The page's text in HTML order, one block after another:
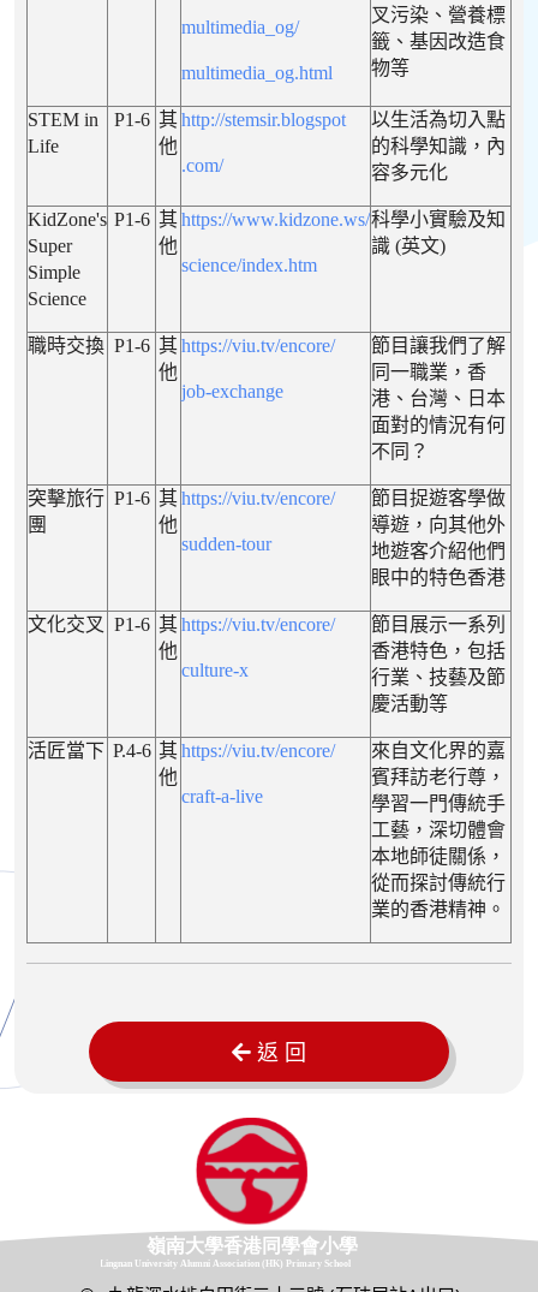
multimedia_og/
multimedia_og.html
叉污染、營養標
籤、基因改造食
物等
STEM in
Life
P1-6 其
他
http://stemsir.blogspot
.com/
以生活為切入點
的科學知識，內
容多元化
KidZone's
Super
Simple
Science
P1-6 其
他
https://www.kidzone.ws/
science/index.htm
科學小實驗及知
識 (英文)
職時交換 P1-6 其
他
https://viu.tv/encore/
job-exchange
節目讓我們了解
同一職業，香
港、台灣、日本
面對的情況有何
不同？
突擊旅行
團
P1-6 其
他
https://viu.tv/encore/
sudden-tour
節目捉遊客學做
導遊，向其他外
地遊客介紹他們
眼中的特色香港
文化交叉 P1-6 其
他
https://viu.tv/encore/
culture-x
節目展示一系列
香港特色，包括
行業、技藝及節
慶活動等
活匠當下 P.4-6 其
他
https://viu.tv/encore/
craft-a-live
來自文化界的嘉
賓拜訪老行尊，
學習一門傳統手
工藝，深切體會
本地師徒關係，
從而探討傳統行
業的香港精神。
返 回